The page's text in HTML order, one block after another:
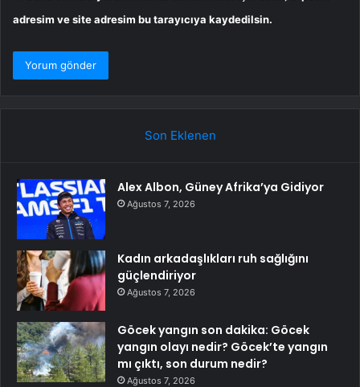
adresim ve site adresim bu tarayıcıya kaydedilsin.
Son Eklenen
Alex Albon, Güney Afrika’ya Gidiyor
Ağustos 7, 2026
Kadın arkadaşlıkları ruh sağlığını
güçlendiriyor
Ağustos 7, 2026
Göcek yangın son dakika: Göcek
yangın olayı nedir? Göcek’te yangın
mı çıktı, son durum nedir?
Ağustos 7, 2026